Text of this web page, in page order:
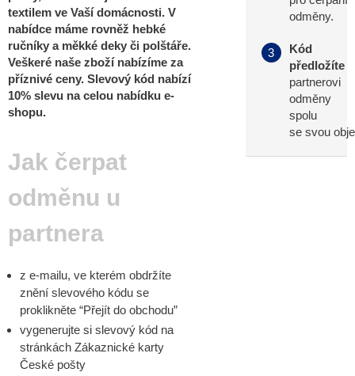
textilem ve Vaší domácnosti. V
nabídce máme rovněž hebké
ručníky a měkké deky či polštáře.
Veškeré naše zboží nabízíme za
příznivé ceny. Slevový kód nabízí
10% slevu na celou nabídku e-
shopu.
Jak čerpat
odměnu u
partnera
z e-mailu, ve kterém obdržíte
znění slevového kódu se
proklikněte “Přejít do obchodu”
vygenerujte si slevový kód na
stránkách Zákaznické karty
České pošty
odměny.
3
Kód
předložíte
partnerovi
odměny
spolu
se svou